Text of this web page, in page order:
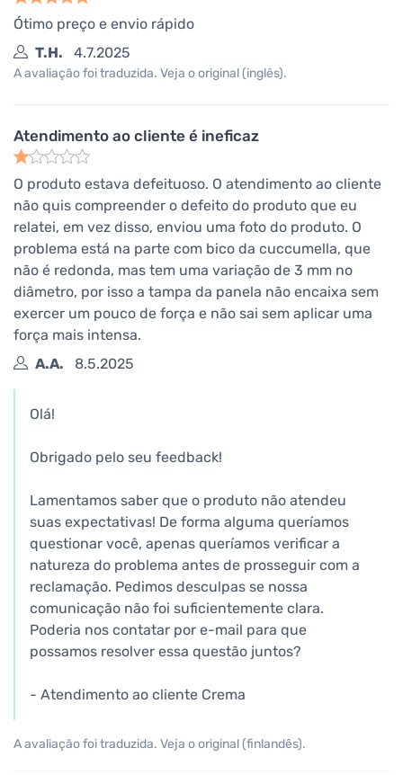
Ótimo preço e envio rápido
T.H.
4.7.2025
A avaliação foi traduzida. Veja o original (inglês).
Atendimento ao cliente é ineficaz
O produto estava defeituoso. O atendimento ao cliente
não quis compreender o defeito do produto que eu
relatei, em vez disso, enviou uma foto do produto. O
problema está na parte com bico da cuccumella, que
não é redonda, mas tem uma variação de 3 mm no
diâmetro, por isso a tampa da panela não encaixa sem
exercer um pouco de força e não sai sem aplicar uma
força mais intensa.
A.A.
8.5.2025
Olá!
Obrigado pelo seu feedback!
Lamentamos saber que o produto não atendeu
suas expectativas! De forma alguma queríamos
questionar você, apenas queríamos verificar a
natureza do problema antes de prosseguir com a
reclamação. Pedimos desculpas se nossa
comunicação não foi suficientemente clara.
Poderia nos contatar por e-mail para que
possamos resolver essa questão juntos?
- Atendimento ao cliente Crema
A avaliação foi traduzida. Veja o original (finlandês).